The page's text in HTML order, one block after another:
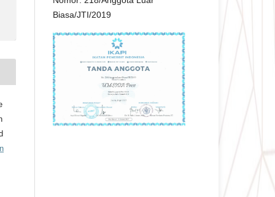
Biasa/JTI/2019